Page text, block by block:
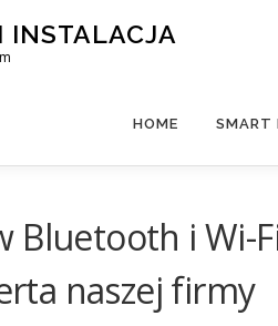
INSTALACJA
HOME SMART
Bluetooth i Wi-
naszej firmy